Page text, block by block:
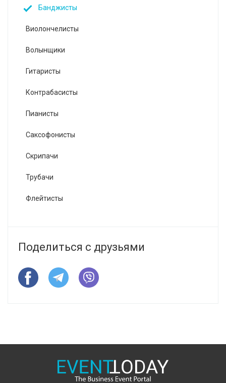
Банджисты
Виолончелисты
Волынщики
Гитаристы
Контрабасисты
Пианисты
Саксофонисты
Скрипачи
Трубачи
Флейтисты
Поделиться с друзьями